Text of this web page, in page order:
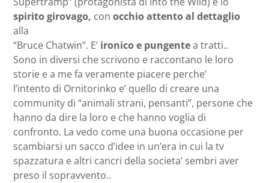
spirito girovago, con occhio attento al dettaglio
alla
“Bruce Chatwin”. E’ ironico e pungentea tratti..
Sono in diversi che scrivono e raccontano le loro
storie e a me fa veramente piacere perche’
l’intento di Ornitorinko e’ quello di creare una
community di “animali strani, pensanti”, persone che
hanno da dire la loro e che hanno voglia di
confronto. La vedo come una buona occasione per
scambiarsi un sacco d’idee in un’era in cui la tv
spazzatura e altri cancri della societa’ sembri aver
preso il sopravvento..